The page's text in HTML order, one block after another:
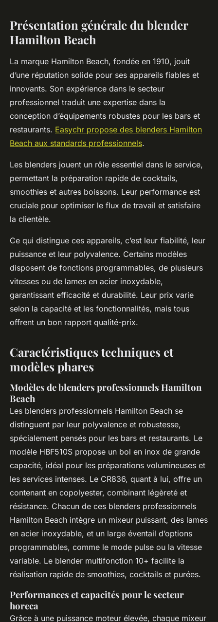
Présentation générale du blender
Hamilton Beach
La marque Hamilton Beach, fondée en 1910, jouit
d’une réputation solide pour ses appareils fiables et
innovants. Son expérience dans le secteur
professionnel traduit une expertise dans la
conception d’équipements robustes pour les bars et
restaurants. Easychr propose des blenders Hamilton
Beach aux standards professionnels.
Les blenders jouent un rôle essentiel dans le service,
permettant la préparation rapide de cocktails,
smoothies et autres boissons. Leur performance est
cruciale pour optimiser le flux de travail et satisfaire
la clientèle.
Ce qui distingue ces appareils, c’est leur fiabilité, leur
puissance et leur polyvalence. Certains modèles
disposent de fonctions programmables, de plusieurs
vitesses ou de lames en acier inoxydable,
garantissant efficacité et durabilité. Leur prix varie
selon la capacité et les fonctionnalités, mais tous
offrent un bon rapport qualité-prix.
Caractéristiques techniques et
modèles phares
Modèles de blenders professionnels Hamilton
Beach
Les blenders professionnels Hamilton Beach se
distinguent par leur polyvalence et robustesse,
spécialement pensés pour les bars et restaurants. Le
modèle HBF510S propose un bol en inox de grande
capacité, idéal pour les préparations volumineuses et
les services intenses. Le CR836, quant à lui, offre un
contenant en copolyester, combinant légèreté et
résistance. Chacun de ces blenders professionnels
Hamilton Beach intègre un mixeur puissant, des lames
en acier inoxydable, et un large éventail d’options
programmables, comme le mode pulse ou la vitesse
variable. Le blender multifonction 10+ facilite la
réalisation rapide de smoothies, cocktails et purées.
Performances et capacités pour le secteur
horeca
Grâce à une puissance moteur élevée, chaque mixeur